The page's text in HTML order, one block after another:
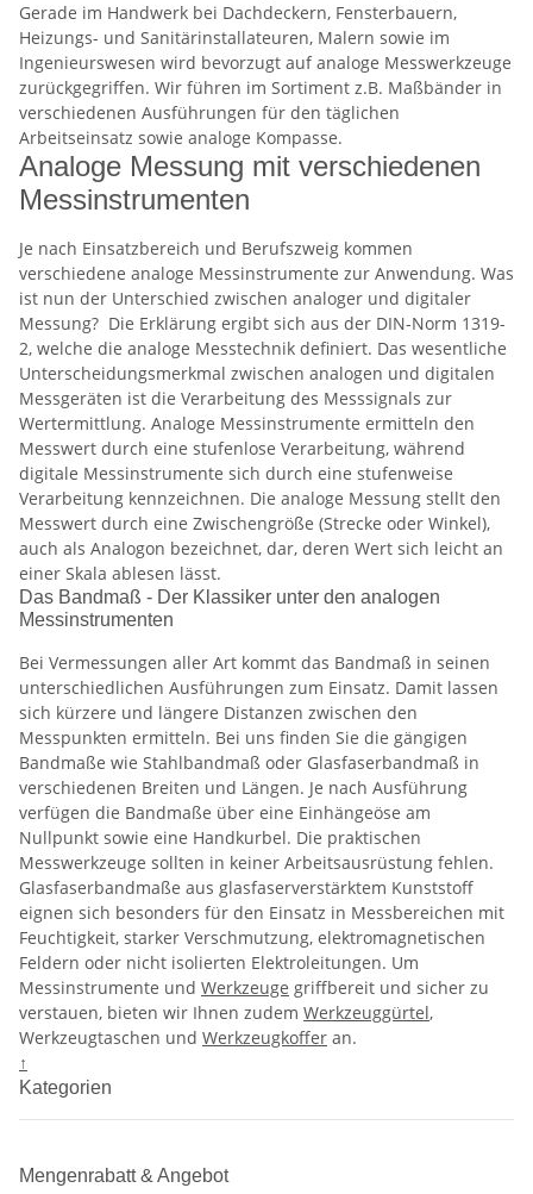
Gerade im Handwerk bei Dachdeckern, Fensterbauern,
Heizungs- und Sanitärinstallateuren, Malern sowie im
Ingenieurswesen wird bevorzugt auf analoge Messwerkzeuge
zurückgegriffen. Wir führen im Sortiment z.B. Maßbänder in
verschiedenen Ausführungen für den täglichen
Arbeitseinsatz sowie analoge Kompasse.
Analoge Messung mit verschiedenen
Messinstrumenten
Je nach Einsatzbereich und Berufszweig kommen
verschiedene analoge Messinstrumente zur Anwendung. Was
ist nun der Unterschied zwischen analoger und digitaler
Messung? Die Erklärung ergibt sich aus der DIN-Norm 1319-
2, welche die analoge Messtechnik definiert. Das wesentliche
Unterscheidungsmerkmal zwischen analogen und digitalen
Messgeräten ist die Verarbeitung des Messsignals zur
Wertermittlung. Analoge Messinstrumente ermitteln den
Messwert durch eine stufenlose Verarbeitung, während
digitale Messinstrumente sich durch eine stufenweise
Verarbeitung kennzeichnen. Die analoge Messung stellt den
Messwert durch eine Zwischengröße (Strecke oder Winkel),
auch als Analogon bezeichnet, dar, deren Wert sich leicht an
einer Skala ablesen lässt.
Das Bandmaß - Der Klassiker unter den analogen
Messinstrumenten
Bei Vermessungen aller Art kommt das Bandmaß in seinen
unterschiedlichen Ausführungen zum Einsatz. Damit lassen
sich kürzere und längere Distanzen zwischen den
Messpunkten ermitteln. Bei uns finden Sie die gängigen
Bandmaße wie Stahlbandmaß oder Glasfaserbandmaß in
verschiedenen Breiten und Längen. Je nach Ausführung
verfügen die Bandmaße über eine Einhängeöse am
Nullpunkt sowie eine Handkurbel. Die praktischen
Messwerkzeuge sollten in keiner Arbeitsausrüstung fehlen.
Glasfaserbandmaße aus glasfaserverstärktem Kunststoff
eignen sich besonders für den Einsatz in Messbereichen mit
Feuchtigkeit, starker Verschmutzung, elektromagnetischen
Feldern oder nicht isolierten Elektroleitungen. Um
Messinstrumente und Werkzeuge griffbereit und sicher zu
verstauen, bieten wir Ihnen zudem Werkzeuggürtel,
Werkzeugtaschen und Werkzeugkoffer an.
↑
Kategorien
Mengenrabatt & Angebot